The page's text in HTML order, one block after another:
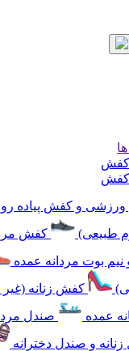
کفش
کفش
و کفش پیاده
طبیعی)
کفش
نیم بوت مردانه عمده
کفش زنانه
عمده
صندل
و صندل دخترانه